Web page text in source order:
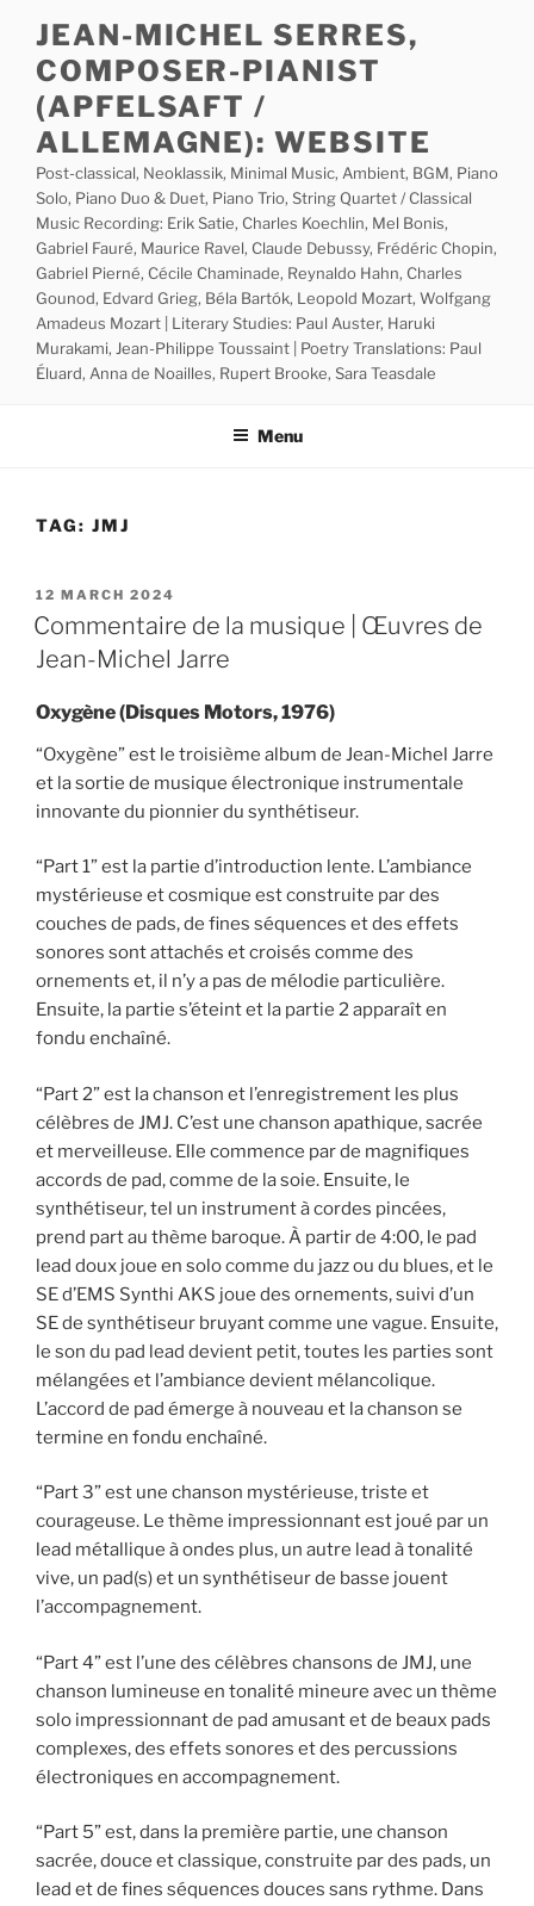
content
JEAN-MICHEL SERRES,
COMPOSER-PIANIST
(APFELSAFT /
ALLEMAGNE): WEBSITE
Post-classical, Neoklassik, Minimal Music, Ambient, BGM, Piano
Solo, Piano Duo & Duet, Piano Trio, String Quartet / Classical
Music Recording: Erik Satie, Charles Koechlin, Mel Bonis,
Gabriel Fauré, Maurice Ravel, Claude Debussy, Frédéric Chopin,
Gabriel Pierné, Cécile Chaminade, Reynaldo Hahn, Charles
Gounod, Edvard Grieg, Béla Bartók, Leopold Mozart, Wolfgang
Amadeus Mozart | Literary Studies: Paul Auster, Haruki
Murakami, Jean-Philippe Toussaint | Poetry Translations: Paul
Éluard, Anna de Noailles, Rupert Brooke, Sara Teasdale
Menu
TAG: JMJ
POSTED
ON
12 MARCH 2024
Commentaire de la musique | Œuvres de
Jean-Michel Jarre
Oxygène (Disques Motors, 1976)
“Oxygène” est le troisième album de Jean-Michel Jarre
et la sortie de musique électronique instrumentale
innovante du pionnier du synthétiseur.
“Part 1” est la partie d’introduction lente. L’ambiance
mystérieuse et cosmique est construite par des
couches de pads, de fines séquences et des effets
sonores sont attachés et croisés comme des
ornements et, il n’y a pas de mélodie particulière.
Ensuite, la partie s’éteint et la partie 2 apparaît en
fondu enchaîné.
“Part 2” est la chanson et l’enregistrement les plus
célèbres de JMJ. C’est une chanson apathique, sacrée
et merveilleuse. Elle commence par de magnifiques
accords de pad, comme de la soie. Ensuite, le
synthétiseur, tel un instrument à cordes pincées,
prend part au thème baroque. À partir de 4:00, le pad
lead doux joue en solo comme du jazz ou du blues, et le
SE d’EMS Synthi AKS joue des ornements, suivi d’un
SE de synthétiseur bruyant comme une vague. Ensuite,
le son du pad lead devient petit, toutes les parties sont
mélangées et l’ambiance devient mélancolique.
L’accord de pad émerge à nouveau et la chanson se
termine en fondu enchaîné.
“Part 3” est une chanson mystérieuse, triste et
courageuse. Le thème impressionnant est joué par un
lead métallique à ondes plus, un autre lead à tonalité
vive, un pad(s) et un synthétiseur de basse jouent
l’accompagnement.
“Part 4” est l’une des célèbres chansons de JMJ, une
chanson lumineuse en tonalité mineure avec un thème
solo impressionnant de pad amusant et de beaux pads
complexes, des effets sonores et des percussions
électroniques en accompagnement.
“Part 5” est, dans la première partie, une chanson
sacrée, douce et classique, construite par des pads, un
lead et de fines séquences douces sans rythme. Dans